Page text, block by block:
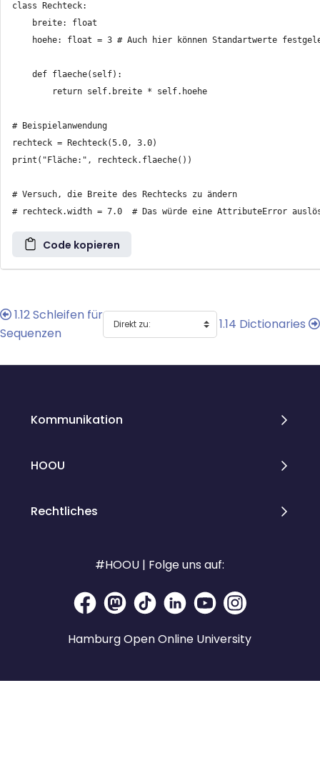
class Rechteck:
    breite: float
hoehe: float = 3 # Auch hier können Standartwerte
    def flaeche(self):
        return self.breite * self.hoehe
# Beispielanwendung
rechteck = Rechteck(5.0, 3.0)
print("Fläche:", rechteck.flaeche())
# Versuch, die Breite des Rechtecks zu ändern
Code kopieren
1.12 Schleifen für
Sequenzen
1.14 Dictionaries
Kommunikation
HOOU
Rechtliches
#HOOU | Folge uns auf:
Hamburg Open Online University